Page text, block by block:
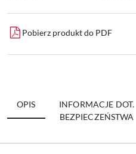
Pobierz produkt do PDF
OPIS
INFORMACJE DOT.
BEZPIECZEŃSTWA